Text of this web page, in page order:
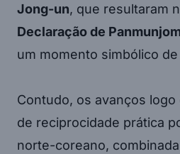
Jong-un, que resultaram
Declaração de
um momento simbólico
Contudo, os avanços
de reciprocidade prática
norte-coreano,